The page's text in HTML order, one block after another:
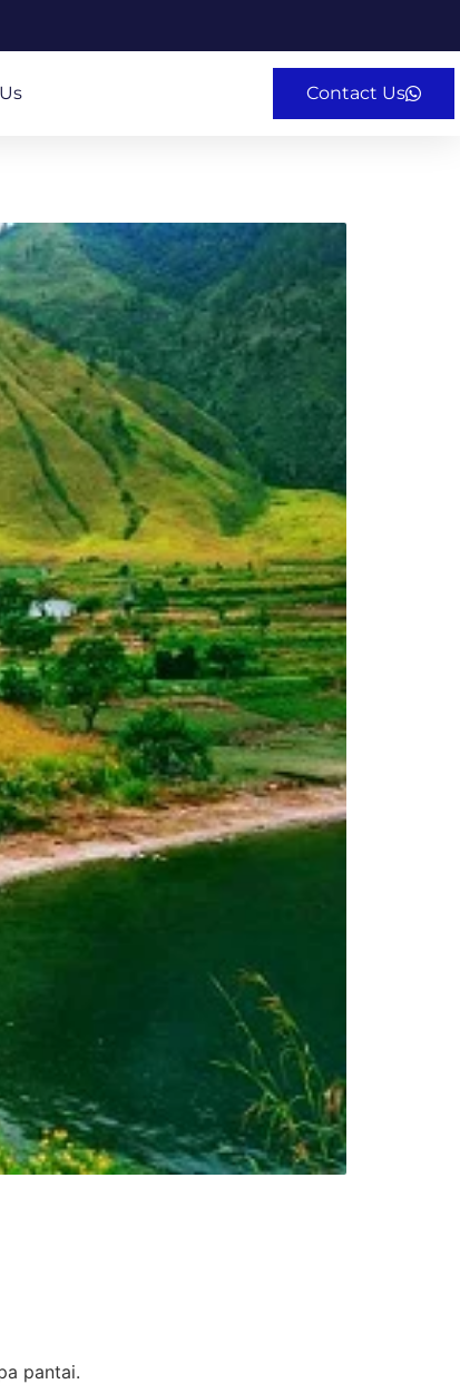
Contact Us
pantai.